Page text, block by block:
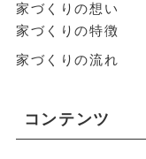
家づくりの想い
家づくりの特徴
家づくりの流れ
コンテンツ